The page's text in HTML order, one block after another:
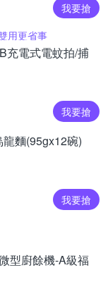
我要搶
用更省事
充電式電蚊拍/捕
我要搶
麵(95gx12碗)
我要搶
型廚餘機-A級福